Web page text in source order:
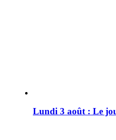
Lundi 3 août : Le